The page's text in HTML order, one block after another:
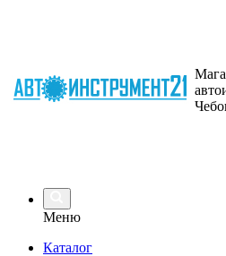
Меню
Каталог